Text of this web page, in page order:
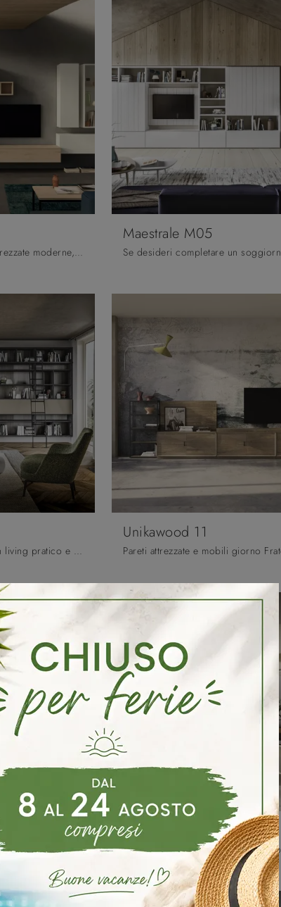
Se vuoi pensili e pareti attrezzate moderne, opta per il modello Cheba 07 di Fratelli Mirandola: clicca e ottieni informazioni!
Maestrale M05
Se desideri completare un living pratico e operativo dalle linee classiche, ti presentiamo la parete attrezzata Maestrale M04 Scandola.
Unikawood 11
Clicca e ottieni informazioni sulla parete attrezzata Kosmos KC119 dell'azienda Moretti Compact Giorno Notte: è la soluzione dalle linee moderne ...
Kosmos KC129